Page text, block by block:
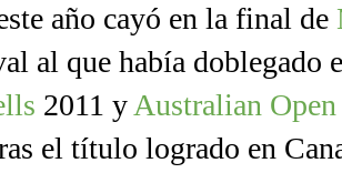
año cayó en la final de
al que había doblegado
2011 y Australian Open
el título logrado en